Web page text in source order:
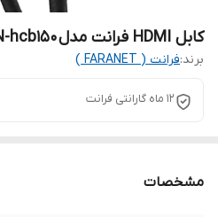
کابل HDMI فرانت مدل FN-hcb150 طول 15 متر
برند:فرانت ( FARANET )
12 ماه گارانتی فرانت
مشخصات